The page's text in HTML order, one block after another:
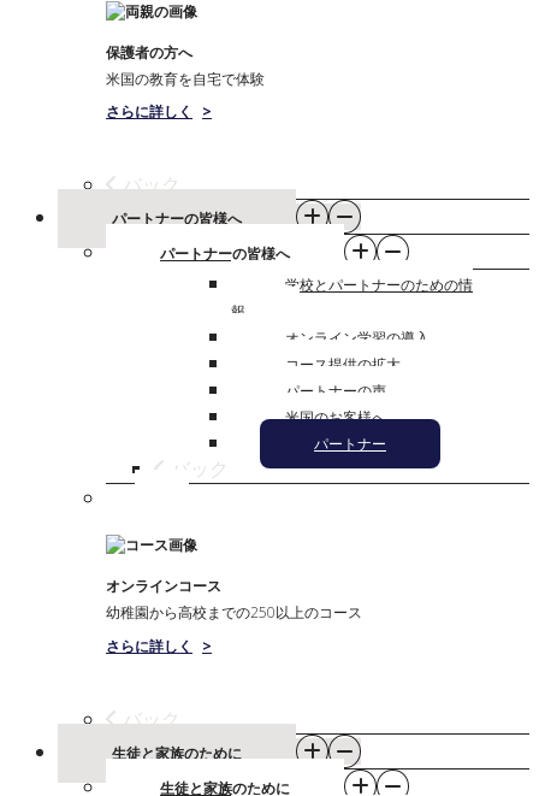
保護者の方へ
米国の教育を自宅で体験
さらに詳しく
>
バック
パートナーの皆様へ
パートナーの皆様へ
学校とパートナーのための情
報
オンライン学習の導入
コース提供の拡大
パートナーの声
米国のお客様へ
パートナー
バック
オンラインコース
幼稚園から高校までの250以上のコース
さらに詳しく
>
バック
生徒と家族のために
生徒と家族のために